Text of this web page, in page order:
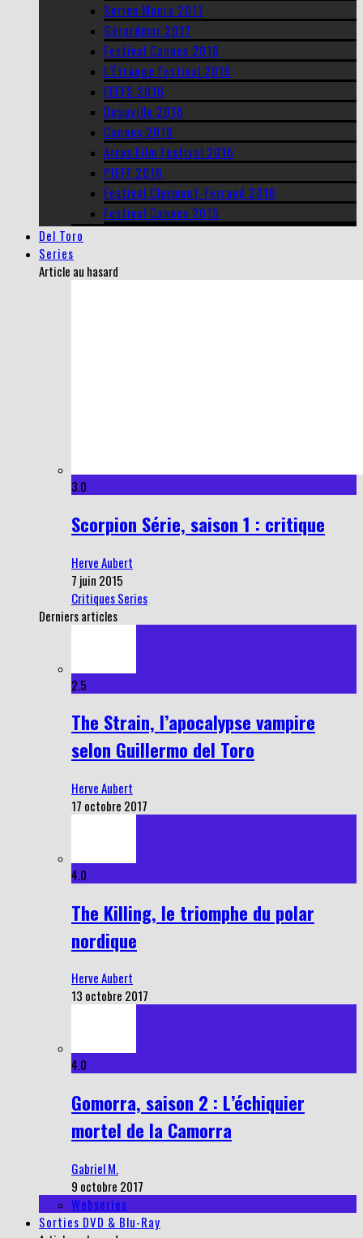
Series Mania 2017
Gérardmer 2017
Festival Cannes 2016
L’Étrange Festival 2016
FEFFS 2016
Deauville 2016
Cannes 2016
Arras Film Festival 2016
PIFFF 2016
Festival Clermont-Ferrand 2016
Festival Cannes 2015
Del Toro
Series
Article au hasard
3.0
Scorpion Série, saison 1 : critique
Herve Aubert
7 juin 2015
Critiques Series
Derniers articles
2.5
The Strain, l’apocalypse vampire
selon Guillermo del Toro
Herve Aubert
17 octobre 2017
4.0
The Killing, le triomphe du polar
nordique
Herve Aubert
13 octobre 2017
4.0
Gomorra, saison 2 : L’échiquier
mortel de la Camorra
Gabriel M.
9 octobre 2017
Webseries
Sorties DVD & Blu-Ray